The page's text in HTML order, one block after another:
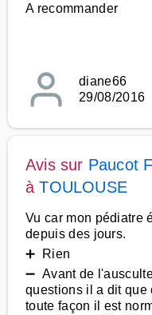
A recommander
diane66
29/08/2016
Avis sur Paucot
àTOULOUSE
Vu car mon pédiatre
depuis des jours.
➕ Rien
➖ Avant de
questions il a dit que
toute façon il est